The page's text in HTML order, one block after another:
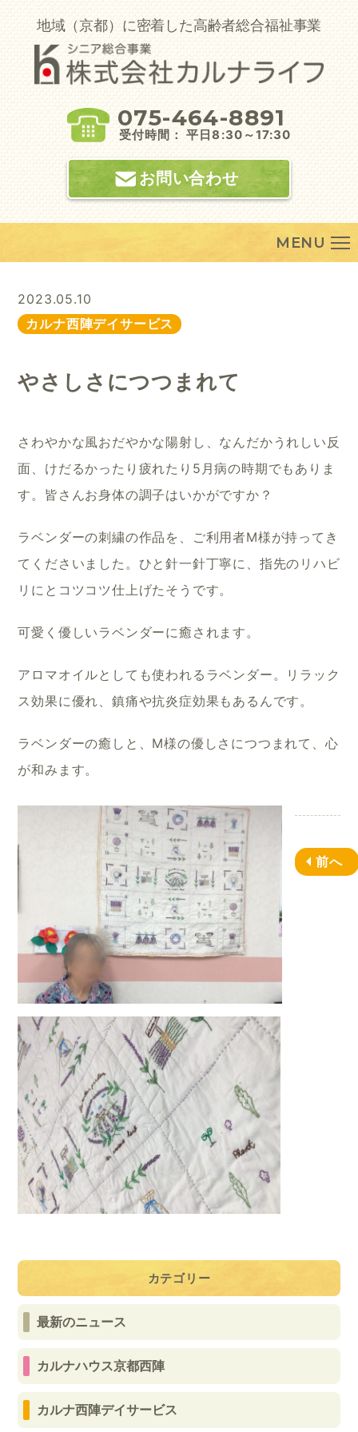
Skip
to
content
地域（京都）に密着した高齢者総合福祉事業
075-464-8891
受付時間： 平日8:30～17:30
お問い合わせ
MENU
カテゴリー
最新のニュース
カルナハウス京都西陣
カルナ西陣デイサービス
2023.05.10
カルナ西陣デイサービス
やさしさにつつまれて
さわやかな風おだやかな陽射し、なんだかうれしい反
面、けだるかったり疲れたり5月病の時期でもありま
す。皆さんお身体の調子はいかがですか？
ラベンダーの刺繍の作品を、ご利用者M様が持ってき
てくださいました。ひと針一針丁寧に、指先のリハビ
リにとコツコツ仕上げたそうです。
可愛く優しいラベンダーに癒されます。
アロマオイルとしても使われるラベンダー。リラック
ス効果に優れ、鎮痛や抗炎症効果もあるんです。
ラベンダーの癒しと、M様の優しさにつつまれて、心
が和みます。
前へ